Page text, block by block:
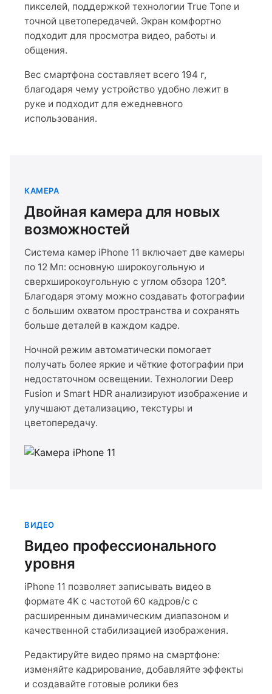
пикселей, поддержкой технологии True Tone и
точной цветопередачей. Экран комфортно
подходит для просмотра видео, работы и
общения.
Вес смартфона составляет всего 194 г,
благодаря чему устройство удобно лежит в
руке и подходит для ежедневного
использования.
КАМЕРА
Двойная камера для новых
возможностей
Система камер iPhone 11 включает две камеры
по 12 Мп: основную широкоугольную и
сверхширокоугольную с углом обзора 120°.
Благодаря этому можно создавать фотографии
с большим охватом пространства и сохранять
больше деталей в каждом кадре.
Ночной режим автоматически помогает
получать более яркие и чёткие фотографии при
недостаточном освещении. Технологии Deep
Fusion и Smart HDR анализируют изображение и
улучшают детализацию, текстуры и
цветопередачу.
ВИДЕО
Видео профессионального
уровня
iPhone 11 позволяет записывать видео в
формате 4K с частотой 60 кадров/с с
расширенным динамическим диапазоном и
качественной стабилизацией изображения.
Редактируйте видео прямо на смартфоне:
изменяйте кадрирование, добавляйте эффекты
и создавайте готовые ролики без